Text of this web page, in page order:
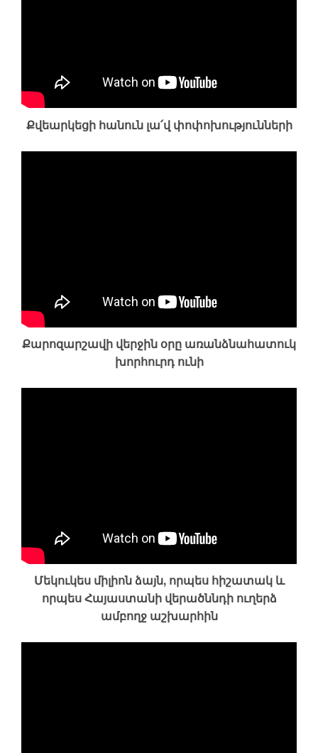
Քվեարկեցի հանուն լա՛վ փոփոխությունների
Քարոզարշավի վերջին օրը առանձնահատուկ
խորհուրդ ունի
Մեկուկես միլիոն ձայն, որպես հիշատակ և
որպես Հայաստանի վերածննդի ուղերձ
ամբողջ աշխարհին